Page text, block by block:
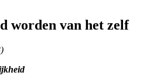
worden van het zelf